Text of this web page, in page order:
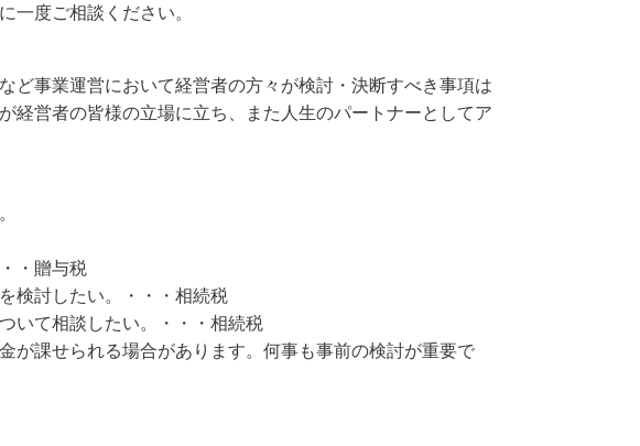
一度ご相談ください。
ど事業運営において経営者の方々が検討・決断すべき事項は
経営者の皆様の立場に立ち、また人生のパートナーとしてア
・贈与税
検討したい。・・・相続税
いて相談したい。・・・相続税
が課せられる場合があります。何事も事前の検討が重要で